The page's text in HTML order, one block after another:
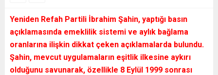
Yeniden Refah Partili İbrahim Şahin, yaptığı basın
açıklamasında emeklilik sistemi ve aylık bağlama
oranlarına ilişkin dikkat çeken açıklamalarda bulundu.
Şahin, mevcut uygulamaların eşitlik ilkesine aykırı
olduğunu savunarak, özellikle 8 Eylül 1999 sonrası